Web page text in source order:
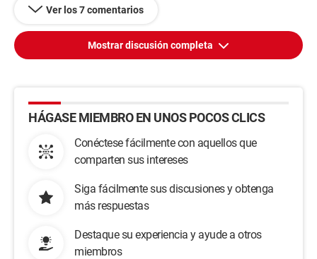
Ver los 7 comentarios
Mostrar discusión completa
HÁGASE MIEMBRO EN UNOS POCOS CLICS
Conéctese fácilmente con aquellos que
comparten sus intereses
Siga fácilmente sus discusiones y obtenga
más respuestas
Destaque su experiencia y ayude a otros
miembros